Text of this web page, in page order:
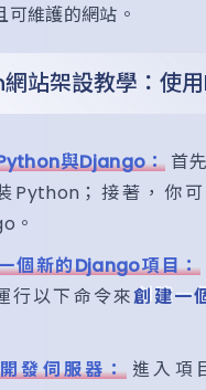
可維護的網站。
站架設教學：使
與Django： 首
Python；接著，你
。
個新的Django項目：
行以下命令來創建一
發伺服器： 進入項